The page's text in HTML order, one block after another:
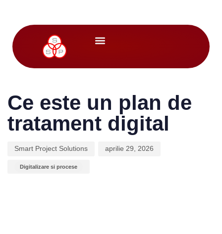
Ce este un plan de
tratament digital
Smart Project Solutions aprilie 29, 2026
Digitalizare si procese